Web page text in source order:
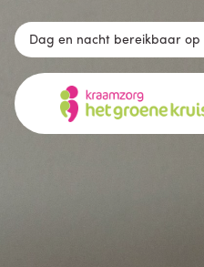
Dag en nacht bereikbaar op